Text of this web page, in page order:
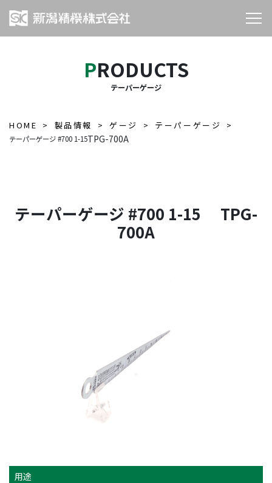
PRODUCTS
テーパーゲージ
HOME 製品情報 ゲージ テーパーゲージ
テーパーゲージ #700 1-15TPG-700A
テーパーゲージ #700 1-15 TPG-
700A
用途